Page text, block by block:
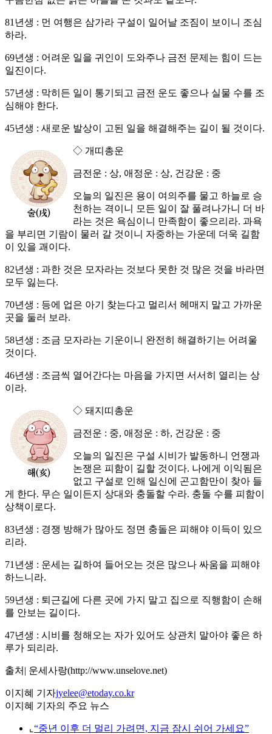
81년생 : 먼 여행은 삼가라 구설이 일어날 조짐이 보이니 조심
하라.
69년생 : 어려운 일을 귀인이 도와주나 금전 문제는 힘이 드는
일진이다.
57년생 : 막히든 일이 통기되고 금전 운도 좋으나 실물 수를 조
심해야 한다.
45년생 : 새로운 발상이 고된 일을 해결해주는 길이 될 것이다.
◇ 개띠총운
금전운 : 상, 애정운 : 상, 건강운 : 중
오늘의 일진은 용이 여의주를 물고 하늘로 승
천하는 격이니 모든 일이 잘 풀려나가니 더 바
라는 것은 욕심이니 만족함이 좋으리라. 과욕
을 부리면 기람이 물러 갈 것이니 자중하는 가운데 더욱 길함
이 있을 괘이다.
82년생 : 과한 것은 모자라는 것보다 못한 것 많은 것을 바라면
모두 잃는다.
70년생 : 등에 업은 아기 찾는다고 멀리서 헤매지 말고 가까운
곳을 둘러 보라.
58년생 : 조금 모자라는 기운이니 완전히 해결하기는 어려울
것이다.
46년생 : 조금씩 열어간다는 마음을 가지면 서서히 열리는 상
이라.
◇ 돼지띠총운
금전운 : 중, 애정운 : 하, 건강운 : 중
오늘의 일진은 구설 시비가 발동하니 언쟁과
논쟁은 피함이 길할 것이다. 나에게 이익됨은
없고 구설로 인해 일신에 곤고함만이 찾아 들
게 한다. 무슨 일이든지 상대와 충돌할 수라. 충돌 수를 피함이
상책이로다.
83년생 : 경쟁 방해가 많아도 정면 충돌은 피해야 이득이 있으
리라.
71년생 : 운세는 길하여 들어오는 것은 많으나 싸움을 피해야
하느니라.
59년생 : 퇴근길에 다른 곳에 가지 말고 집으로 직행함이 손해
를 안보는 길이다.
47년생 : 시비를 청해오는 자가 있어도 상관치 말아야 좋은 하
루가 되리라.
출처| 운세사랑(http://www.unselove.net)
이지혜 기자jyelee@etoday.co.kr
이지혜 기자의 주요 뉴스
⌞ “중년 이후 더 멀리 가려면, 지금 잠시 쉬어 가세요”